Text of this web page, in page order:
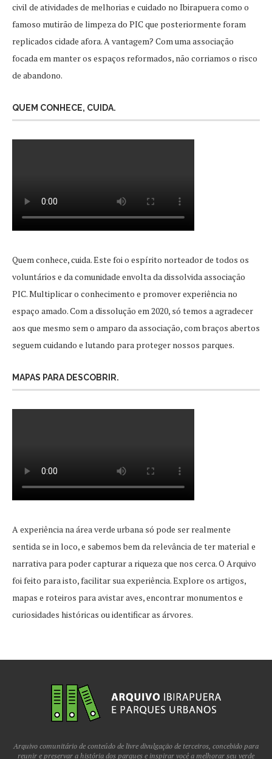
civil de atividades de melhorias e cuidado no Ibirapuera como o
famoso mutirão de limpeza do PIC que posteriormente foram
replicados cidade afora. A vantagem? Com uma associação
focada em manter os espaços reformados, não corriamos o risco
de abandono.
QUEM CONHECE, CUIDA.
Quem conhece, cuida. Este foi o espírito norteador de todos os
voluntários e da comunidade envolta da dissolvida associação
PIC. Multiplicar o conhecimento e promover experiência no
espaço amado. Com a dissolução em 2020, só temos a agradecer
aos que mesmo sem o amparo da associação, com braços abertos
seguem cuidando e lutando para proteger nossos parques.
MAPAS PARA DESCOBRIR.
A experiência na área verde urbana só pode ser realmente
sentida se in loco, e sabemos bem da relevância de ter material e
narrativa para poder capturar a riqueza que nos cerca. O Arquivo
foi feito para isto, facilitar sua experiência. Explore os artigos,
mapas e roteiros para avistar aves, encontrar monumentos e
curiosidades históricas ou identificar as árvores.
Arquivo comunitário de conteúdo de livre divulgação de terceiros, concebido para
reunir e preservar a história dos parques e inspirar você a melhorar seu verde